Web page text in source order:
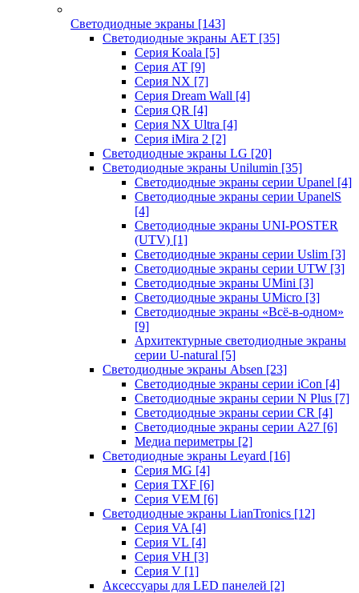
Светодиодные экраны [143]
Светодиодные экраны AET [35]
Cерия Koala [5]
Серия AT [9]
Серия NX [7]
Серия Dream Wall [4]
Серия QR [4]
Серия NX Ultra [4]
Серия iMira 2 [2]
Светодиодные экраны LG [20]
Светодиодные экраны Unilumin [35]
Светодиодные экраны серии Upanel [4]
Светодиодные экраны серии UpanelS
[4]
Светодиодные экраны UNI-POSTER
(UTV) [1]
Светодиодные экраны серии Uslim [3]
Светодиодные экраны серии UTW [3]
Светодиодные экраны UMini [3]
Светодиодные экраны UMicro [3]
Светодиодные экраны «Всё-в-одном»
[9]
Архитектурные светодиодные экраны
серии U-natural [5]
Светодиодные экраны Absen [23]
Светодиодные экраны серии iCon [4]
Светодиодные экраны серии N Plus [7]
Светодиодные экраны серии CR [4]
Светодиодные экраны серии А27 [6]
Медиа периметры [2]
Светодиодные экраны Leyard [16]
Серия MG [4]
Серия TXF [6]
Серия VEM [6]
Светодиодные экраны LianTronics [12]
Серия VA [4]
Серия VL [4]
Серия VH [3]
Серия V [1]
Аксессуары для LED панелей [2]